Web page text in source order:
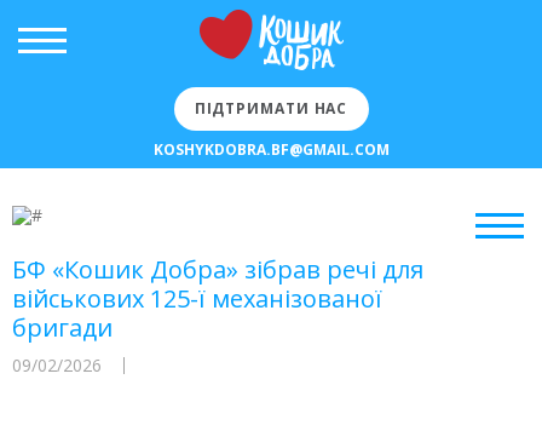
ПІДТРИМАТИ НАС
KOSHYKDOBRA.BF@GMAIL.COM
БФ «Кошик Добра» зібрав речі для
військових 125-ї механізованої
бригади
09/02/2026